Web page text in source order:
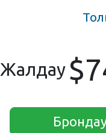
Жалдау